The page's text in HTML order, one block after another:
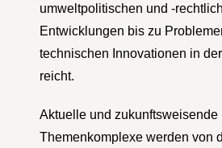
umweltpolitischen und -
Entwicklungen bis zu
technischen Innovationen in
reicht.
Aktuelle und zukunftsweisende
Themenkomplexe werden von